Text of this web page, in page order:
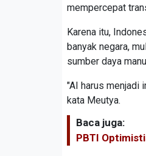
mempercepat
Karena itu,
banyak negara,
sumber daya
"AI harus menjadi
kata Meutya.
Baca juga:
PBTI